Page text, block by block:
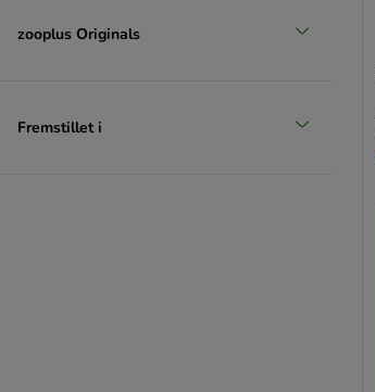
zooplus Originals
Fremstillet i